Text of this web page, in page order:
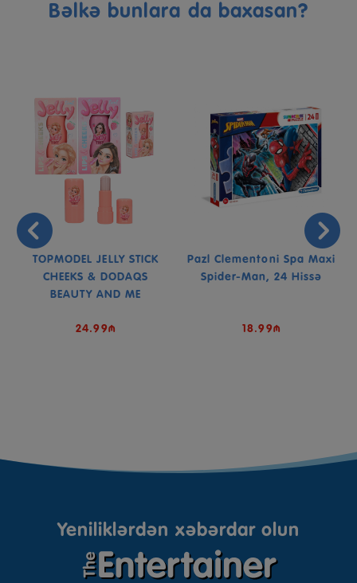
Bəlkə bunlara da baxasan?
TOPMODEL JELLY STICK
CHEEKS & DODAQS
BEAUTY AND ME
24.99₼
Pazl Clementoni Spa Maxi
Spider-Man, 24 Hissə
18.99₼
Yeniliklərdən xəbərdar olun